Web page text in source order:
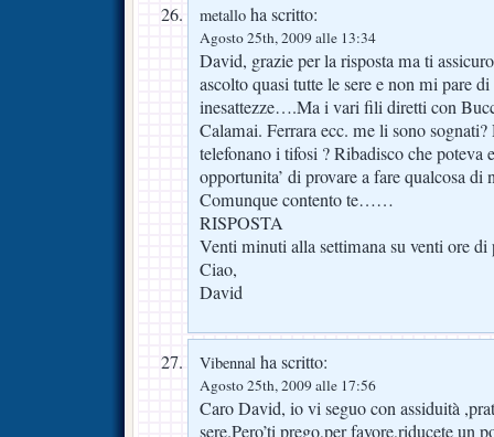
metallo ha scritto:
Agosto 25th, 2009 alle 13:34
David, grazie per la risposta ma ti
ascolto quasi tutte le sere e non mi pare
inesattezze….Ma i vari fili diretti con
Calamai. Ferrara ecc. me li sono
telefonano i tifosi ? Ribadisco che poteva
opportunita’ di provare a fare qualcosa
Comunque contento te……
RISPOSTA
Venti minuti alla settimana su venti ore
Ciao,
David
Vibennal ha scritto:
Agosto 25th, 2009 alle 17:56
Caro David, io vi seguo con assiduità
sere.Pero’ti prego,per favore,riducete un